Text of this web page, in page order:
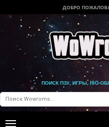
ДОБРО
ПОИСК ПЗУ, ИГРЫ, ISO-
Toggle